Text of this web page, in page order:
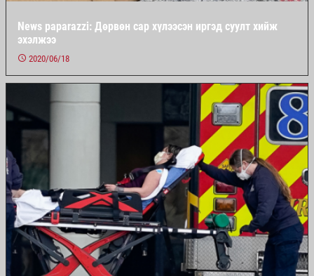
News paparazzi: Дөрвөн сар хүлээсэн иргэд суулт хийж
эхэлжээ
2020/06/18